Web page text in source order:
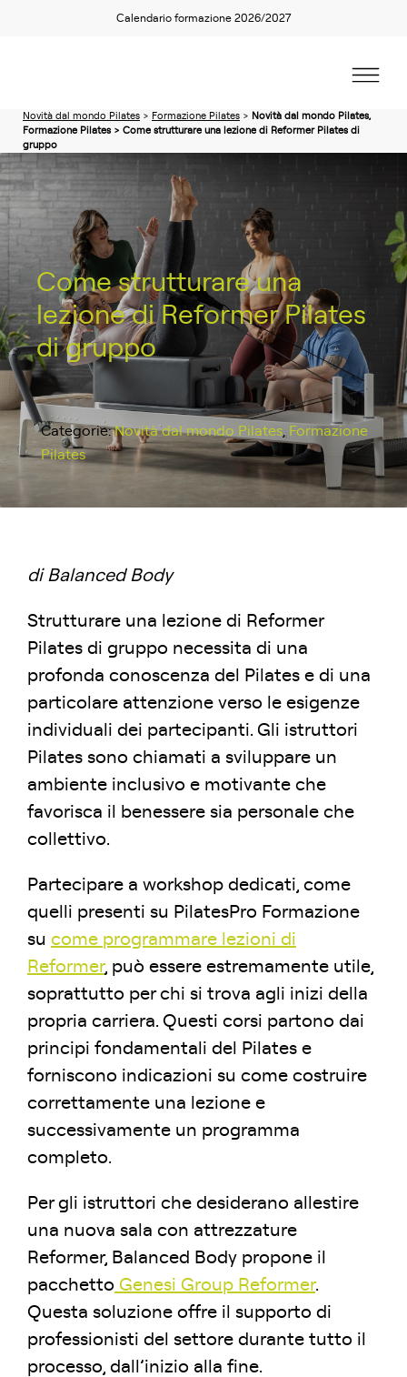
Calendario formazione 2026/2027
Novità dal mondo Pilates > Formazione Pilates > Novità dal mondo Pilates,
Formazione Pilates > Come strutturare una lezione di Reformer Pilates di
gruppo
Come strutturare una
lezione di Reformer Pilates
di gruppo
Categorie:Novità dal mondo Pilates Formazione
Pilates
di Balanced Body
Strutturare una lezione di Reformer
Pilates di gruppo necessita di una
profonda conoscenza del Pilates e di una
particolare attenzione verso le esigenze
individuali dei partecipanti. Gli istruttori
Pilates sono chiamati a sviluppare un
ambiente inclusivo e motivante che
favorisca il benessere sia personale che
collettivo.
Partecipare a workshop dedicati, come
quelli presenti su PilatesPro Formazione
su come programmare lezioni di
Reformer, può essere estremamente utile,
soprattutto per chi si trova agli inizi della
propria carriera. Questi corsi partono dai
principi fondamentali del Pilates e
forniscono indicazioni su come costruire
correttamente una lezione e
successivamente un programma
completo.
Per gli istruttori che desiderano allestire
una nuova sala con attrezzature
Reformer, Balanced Body propone il
pacchetto Genesi Group Reformer.
Questa soluzione offre il supporto di
professionisti del settore durante tutto il
processo, dall’inizio alla fine.